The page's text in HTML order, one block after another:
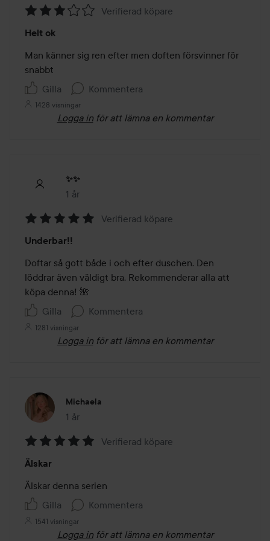
3
av
5
Verifierad köpare
Helt ok
Man känner sig ren efter men doften försvinner för
snabbt
Gilla
Kommentera
1428 visningar
Logga in för att lämna en kommentar
✨✨
1 år
Inlägget skapades 1 år
5
av
5
Verifierad köpare
Underbar!!
Doftar så gott både i och efter duschen. Den
löddrar även väldigt bra. Rekommenderar alla att
köpa denna! 🌺
Gilla
Kommentera
1281 visningar
Logga in för att lämna en kommentar
Michaela
1 år
Inlägget skapades 1 år
5
av
5
Verifierad köpare
Älskar
Älskar denna serien
Gilla
Kommentera
1541 visningar
Logga in för att lämna en kommentar